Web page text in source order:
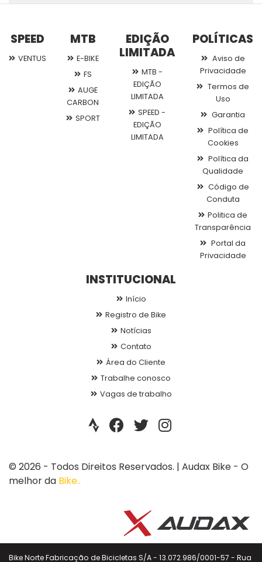
SPEED
VENTUS
MTB
E-BIKE
FS
AUGE
CARBON
SPORT
EDIÇÃO
LIMITADA
MTB -
EDIÇÃO
LIMITADA
SPEED -
EDIÇÃO
LIMITADA
POLÍTICAS
Aviso de
Privacidade
Termos de
Uso
Garantia
Política de
Cookies
Política da
Qualidade
Código de
Conduta
Politica de
Transparência
Portal da
Privacidade
INSTITUCIONAL
Início
Registro de Bike
Notícias
Contato
Área do Cliente
Trabalhe conosco
Vagas de trabalho
© 2026 - Todos Direitos Reservados. | Audax Bike - O
melhor da Bike..
Bike Norte Fabricação de Bicicletas S/A - 13.072.986/0001-57 - Rua